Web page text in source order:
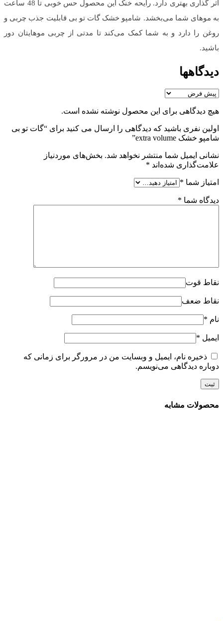
اثر گذاری بهتری دارد. رایحه خنک این محصول حس خوبی تا 48 ساعت
به موهای شما می‌بخشد. شامپو خشک گات تو بی قابلیت جذب چربی و
روغن را دارد و به شما کمک می‌کند تا مدتی از چربی موهایتان دور
باشید.
دیدگاهها
هیچ دیدگاهی برای این محصول نوشته نشده است.
اولین نفری باشید که دیدگاهی را ارسال می کنید برای “گات تو بی
شامپو خشک extra volume”
نشانی ایمیل شما منتشر نخواهد شد. بخش‌های موردنیاز
علامت‌گذاری شده‌اند *
امتیاز شما *
دیدگاه شما *
نقاط قوت
نقاط ضعف
نام *
ایمیل *
ذخیره نام، ایمیل و وبسایت من در مرورگر برای زمانی که
دوباره دیدگاهی می‌نویسم.
محصولات مشابه